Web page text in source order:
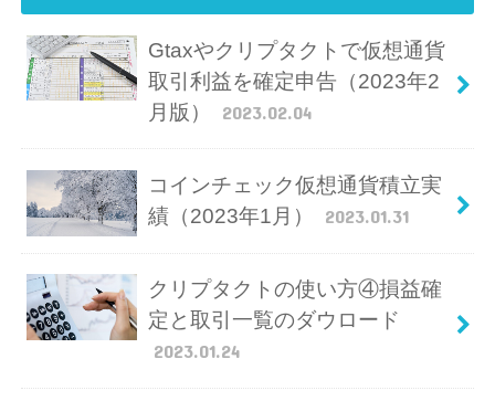
Gtaxやクリプタクトで仮想通貨
取引利益を確定申告（2023年2
月版）
2023.02.04
コインチェック仮想通貨積立実
績（2023年1月）
2023.01.31
クリプタクトの使い方④損益確
定と取引一覧のダウロード
2023.01.24